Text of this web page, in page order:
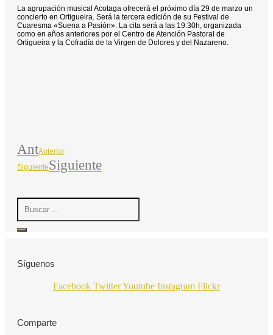
La agrupación musical Acotaga ofrecerá el próximo día 29 de marzo un
concierto en Ortigueira. Será la tercera edición de su Festival de
Cuaresma «Suena a Pasión». La cita será a las 19.30h, organizada
como en años anteriores por el Centro de Atención Pastoral de
Ortigueira y la Cofradía de la Virgen de Dolores y del Nazareno.
AntAnterior
SiguienteSiguiente
Search
Síguenos
Facebook TwitterYoutube Instagram Flickr
Comparte